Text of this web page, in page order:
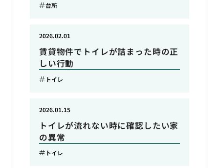
台所
賃貸物件でトイレが詰まった時の正
しい行動
2026.02.01
トイレ
トイレが流れない時に確認したい家
の異常
2026.01.15
トイレ